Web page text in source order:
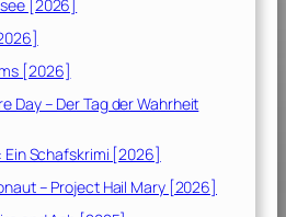
[2026]
[2026]
Day – Der Tag der Wahrheit
Ein Schafskrimi [2026]
– Project Hail Mary [2026]